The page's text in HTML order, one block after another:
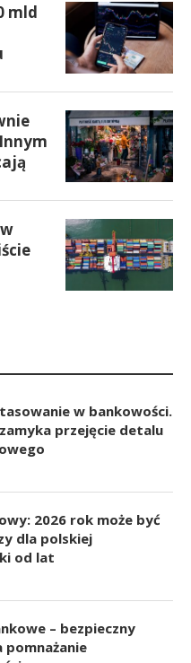
mld
w bankowości.
przejęcie detalu
2026 rok może być
dla polskiej
od lat
– bezpieczny
pomnażanie